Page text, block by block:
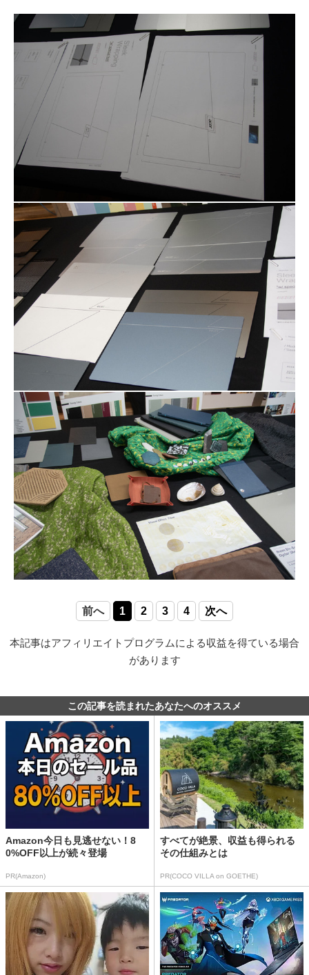
前へ 1 2 3 4 次へ
本記事はアフィリエイトプログラムによる収益を得ている場合
があります
この記事を読まれたあなたへのオススメ
Amazon今日も見逃せない！8
0%OFF以上が続々登場
PR(Amazon)
すべてが絶景、収益も得られる
その仕組みとは
PR(COCO VILLA on GOETHE)